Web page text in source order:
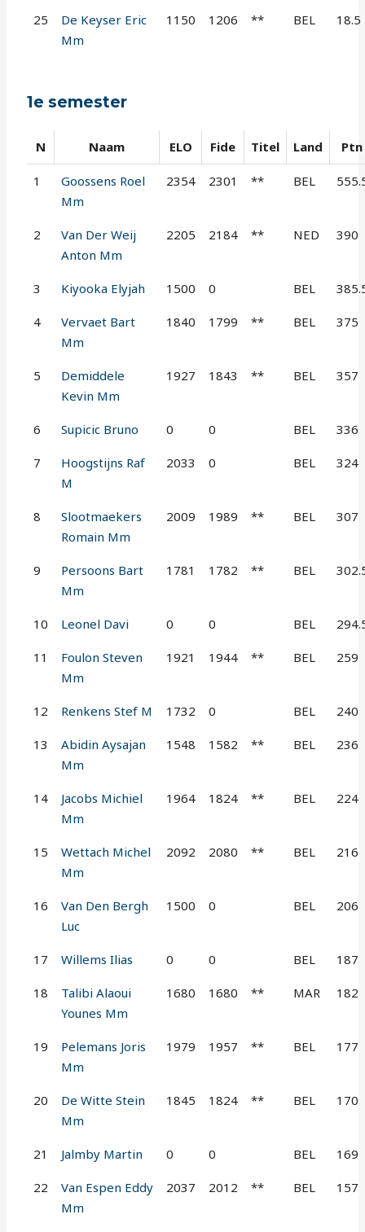
25
De Keyser Eric
Mm
1150 1206 ** BEL 18.5
1e semester
N Naam ELO Fide Titel Land Ptn
1
Goossens Roel
Mm
2354 2301 ** BEL
2
Van Der Weij
Anton Mm
2205 2184 ** NED 390
3 Kiyooka Elyjah 1500 0 BEL
4
Vervaet Bart
Mm
1840 1799 ** BEL 375
5
Demiddele
Kevin Mm
1927 1843 ** BEL 357
6 Supicic Bruno 0 0 BEL 336
7
Hoogstijns Raf
M
2033 0 BEL 324
8
Slootmaekers
Romain Mm
2009 1989 ** BEL 307
9
Persoons Bart
Mm
1781 1782 ** BEL
10 Leonel Davi 0 0 BEL
11
Foulon Steven
Mm
1921 1944 ** BEL 259
12 Renkens Stef M 1732 0 BEL 240
13
Abidin Aysajan
Mm
1548 1582 ** BEL 236
14
Jacobs Michiel
Mm
1964 1824 ** BEL 224
15
Wettach Michel
Mm
2092 2080 ** BEL 216
16
Van Den Bergh
Luc
1500 0 BEL 206
17 Willems Ilias 0 0 BEL 187
18
Talibi Alaoui
Younes Mm
1680 1680 ** MAR 182
19
Pelemans Joris
Mm
1979 1957 ** BEL 177
20
De Witte Stein
Mm
1845 1824 ** BEL 170
21 Jalmby Martin 0 0 BEL 169
22
Van Espen Eddy
Mm
2037 2012 ** BEL 157